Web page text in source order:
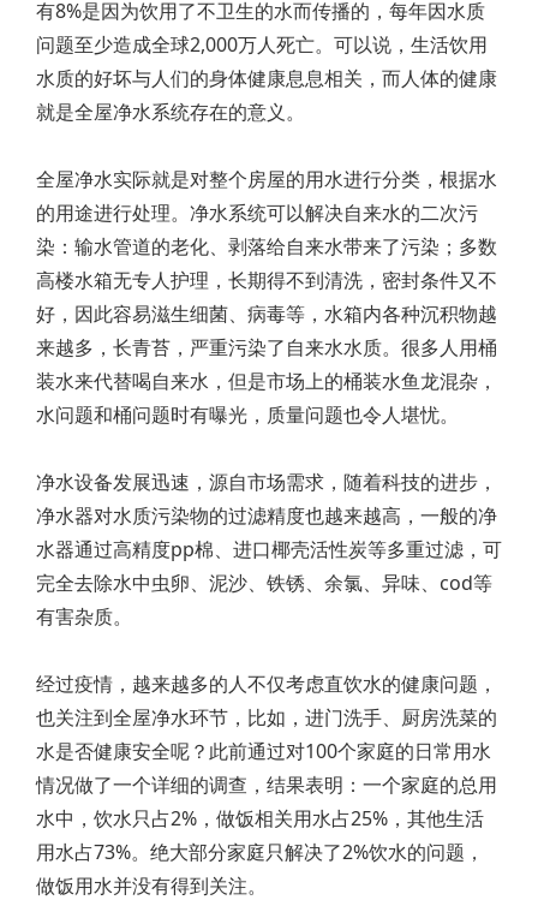
有8%是因为饮用了不卫生的水而传播的，每年因水质
问题至少造成全球2,000万人死亡。可以说，生活饮用
水质的好坏与人们的身体健康息息相关，而人体的健康
就是全屋净水系统存在的意义。
全屋净水实际就是对整个房屋的用水进行分类，根据水
的用途进行处理。净水系统可以解决自来水的二次污
染：输水管道的老化、剥落给自来水带来了污染；多数
高楼水箱无专人护理，长期得不到清洗，密封条件又不
好，因此容易滋生细菌、病毒等，水箱内各种沉积物越
来越多，长青苔，严重污染了自来水水质。很多人用桶
装水来代替喝自来水，但是市场上的桶装水鱼龙混杂，
水问题和桶问题时有曝光，质量问题也令人堪忧。
净水设备发展迅速，源自市场需求，随着科技的进步，
净水器对水质污染物的过滤精度也越来越高，一般的净
水器通过高精度pp棉、进口椰壳活性炭等多重过滤，可
完全去除水中虫卵、泥沙、铁锈、余氯、异味、cod等
有害杂质。
经过疫情，越来越多的人不仅考虑直饮水的健康问题，
也关注到全屋净水环节，比如，进门洗手、厨房洗菜的
水是否健康安全呢？此前通过对100个家庭的日常用水
情况做了一个详细的调查，结果表明：一个家庭的总用
水中，饮水只占2%，做饭相关用水占25%，其他生活
用水占73%。绝大部分家庭只解决了2%饮水的问题，
做饭用水并没有得到关注。